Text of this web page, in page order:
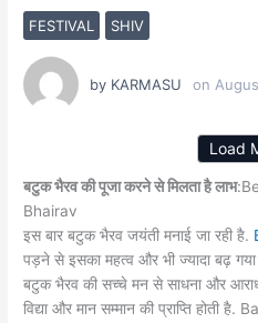
FESTIVAL SHIV
by KARMASU on
Load
बटुक भैरव की पूजा करने से मिलता है लाभ
Bhairav
इस बार बटुक भैरव जयंती मनाई जा रही है.
पड़ने से इसका महत्व और भी ज्यादा बढ़ गया
बटुक भैरव की सच्चे मन से साधना और
विद्या और मान सम्मान की प्राप्ति होती